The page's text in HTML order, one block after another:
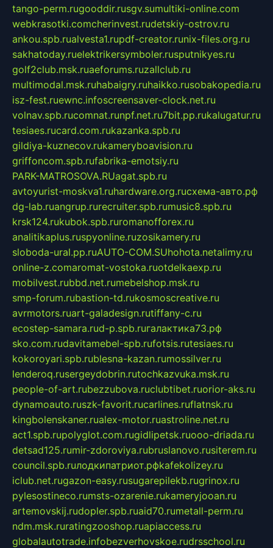
tango-perm.rugooddir.rusgv.sumultiki-online.com
webkrasotki.comcherinvest.rudetskiy-ostrov.ru
ankou.spb.rualvesta1.rupdf-creator.runix-files.org.ru
sakhatoday.ruelektrikersymboler.rusputnikyes.ru
golf2club.msk.ruaeforums.ruzallclub.ru
multimodal.msk.ruhabaigry.ruhaikko.rusobakopedia.ru
isz-fest.ruewnc.infoscreensaver-clock.net.ru
volnav.spb.rucomnat.runpf.net.ru7bit.pp.rukalugatur.ru
tesiaes.rucard.com.rukazanka.spb.ru
gildiya-kuznecov.rukameryboavision.ru
griffoncom.spb.rufabrika-emotsiy.ru
PARK-MATROSOVA.RUagat.spb.ru
avtoyurist-moskva1.ruhardware.org.ruсхема-авто.рф
dg-lab.ruangrup.rurecruiter.spb.rumusic8.spb.ru
krsk124.rukubok.spb.ruromanofforex.ru
analitikaplus.ruspyonline.ruzosikamery.ru
sloboda-ural.pp.ruAUTO-COM.SUhohota.netalimy.ru
online-z.comaromat-vostoka.ruotdelkaexp.ru
mobilvest.rubbd.net.rumebelshop.msk.ru
smp-forum.rubastion-td.rukosmoscreative.ru
avrmotors.ruart-galadesign.rutiffany-c.ru
ecostep-samara.rud-p.spb.ruгалактика73.рф
sko.com.rudavitamebel-spb.rufotsis.rutesiaes.ru
kokoroyari.spb.rublesna-kazan.rumossilver.ru
lenderoq.rusergeydobrin.rutochkazvuka.msk.ru
people-of-art.rubezzubova.ruclubtibet.ruorior-aks.ru
dynamoauto.ruszk-favorit.rucarlines.ruflatnsk.ru
kingbolenskaner.rualex-motor.ruastroline.net.ru
act1.spb.rupolyglot.com.rugidlipetsk.ruooo-driada.ru
detsad125.rumir-zdoroviya.rubruslanovo.rusiterem.ru
council.spb.ruлодкипатриот.рфkafekolizey.ru
iclub.net.rugazon-easy.rusugarepilekb.rugrinox.ru
pylesostineco.rumsts-ozarenie.rukameryjooan.ru
artemovskij.rudopler.spb.ruaid70.rumetall-perm.ru
ndm.msk.ruratingzooshop.ruapiaccess.ru
globalautotrade.infobezverhovskoe.rudrsschool.ru